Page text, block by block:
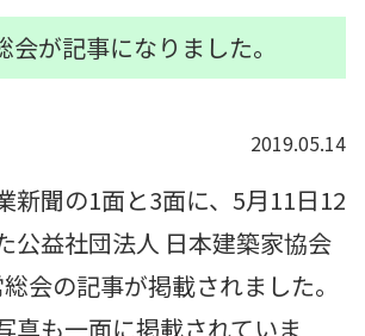
が記事になりました。
2019.05.14
新聞の1面と3面に、5月11日12
公益社団法人 日本建築家協会
総会の記事が掲載されました。
真も一面に掲載されていま